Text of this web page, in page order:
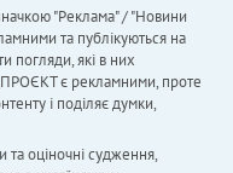
"Реклама" / "Новини
та публікуються на
погляди, які в них
є рекламними, проте
і поділяє думки,
та оціночні судження,